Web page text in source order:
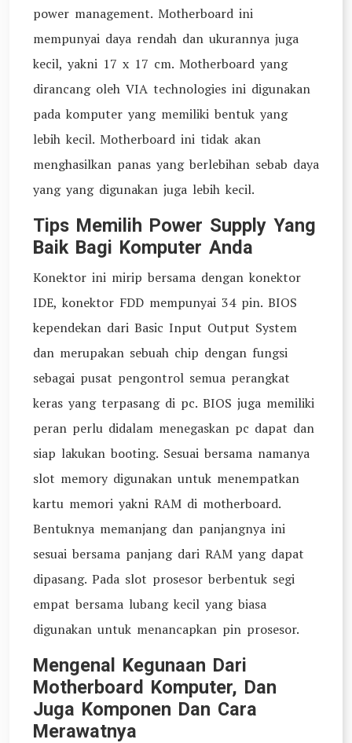
power management. Motherboard ini
mempunyai daya rendah dan ukurannya juga
kecil, yakni 17 x 17 cm. Motherboard yang
dirancang oleh VIA technologies ini digunakan
pada komputer yang memiliki bentuk yang
lebih kecil. Motherboard ini tidak akan
menghasilkan panas yang berlebihan sebab daya
yang yang digunakan juga lebih kecil.
Tips Memilih Power Supply Yang
Baik Bagi Komputer Anda
Konektor ini mirip bersama dengan konektor
IDE, konektor FDD mempunyai 34 pin. BIOS
kependekan dari Basic Input Output System
dan merupakan sebuah chip dengan fungsi
sebagai pusat pengontrol semua perangkat
keras yang terpasang di pc. BIOS juga memiliki
peran perlu didalam menegaskan pc dapat dan
siap lakukan booting. Sesuai bersama namanya
slot memory digunakan untuk menempatkan
kartu memori yakni RAM di motherboard.
Bentuknya memanjang dan panjangnya ini
sesuai bersama panjang dari RAM yang dapat
dipasang. Pada slot prosesor berbentuk segi
empat bersama lubang kecil yang biasa
digunakan untuk menancapkan pin prosesor.
Mengenal Kegunaan Dari
Motherboard Komputer, Dan
Juga Komponen Dan Cara
Merawatnya